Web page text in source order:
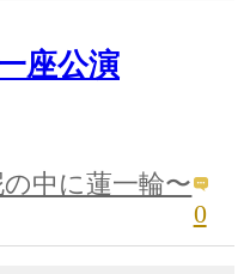
座公演
中に蓮一輪〜
0